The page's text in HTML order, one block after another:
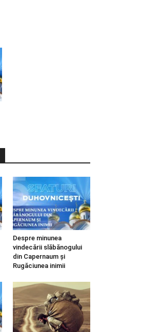
Despre minunea
vindecării slăbănogului
din Capernaum și
Rugăciunea inimii